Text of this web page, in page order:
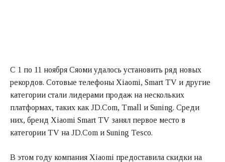
С 1 по 11 ноября Сяоми удалось установить ряд новых
рекордов. Сотовые телефоны Xiaomi, Smart TV и другие
категории стали лидерами продаж на нескольких
платформах, таких как JD.Com, Tmall и Suning. Среди
них, бренд Xiaomi Smart TV занял первое место в
категории TV на JD.Com и Suning Tesco.
В этом году компания Xiaomi предоставила скидки на